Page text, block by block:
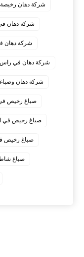
شركة دهان
شركة دهان
شركة دهان
شركة دهان في راس
شركة دهان
صباغ رخيص
صباغ رخيص في
صباغ رخيص
صباغ